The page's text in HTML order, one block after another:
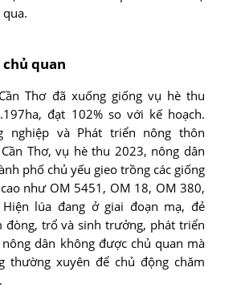
quan
Thơ đã xuống giống vụ hè thu
đạt 102% so với kế hoạch.
nghiệp và Phát triển nông thôn
Cần Thơ, vụ hè thu 2023, nông dân
phố chủ yếu gieo trồng các giống
như OM 5451, OM 18, OM 380,
lúa đang ở giai đoạn mạ, đẻ
đòng, trổ và sinh trưởng, phát triển
dân không được chủ quan mà
thường xuyên để chủ động chăm